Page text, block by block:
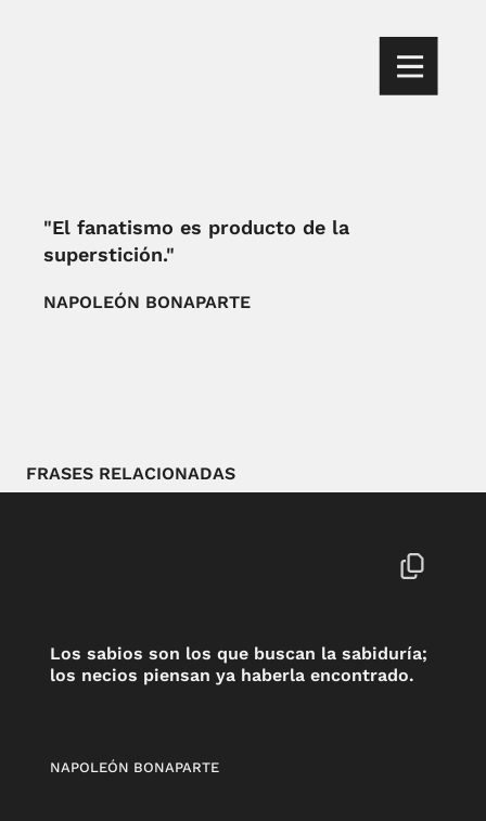
"El fanatismo es producto de la
superstición."
NAPOLEÓN BONAPARTE
FRASES RELACIONADAS
Los sabios son los que buscan la sabiduría;
los necios piensan ya haberla encontrado.
NAPOLEÓN BONAPARTE